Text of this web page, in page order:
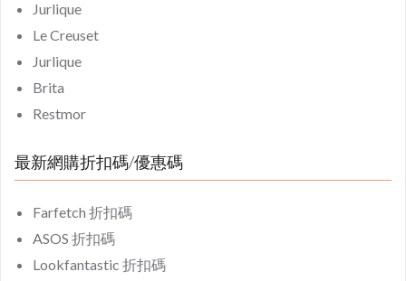
Jurlique
Le Creuset
Jurlique
Brita
Restmor
最新網購折扣碼/優惠碼
Farfetch 折扣碼
ASOS 折扣碼
Lookfantastic 折扣碼